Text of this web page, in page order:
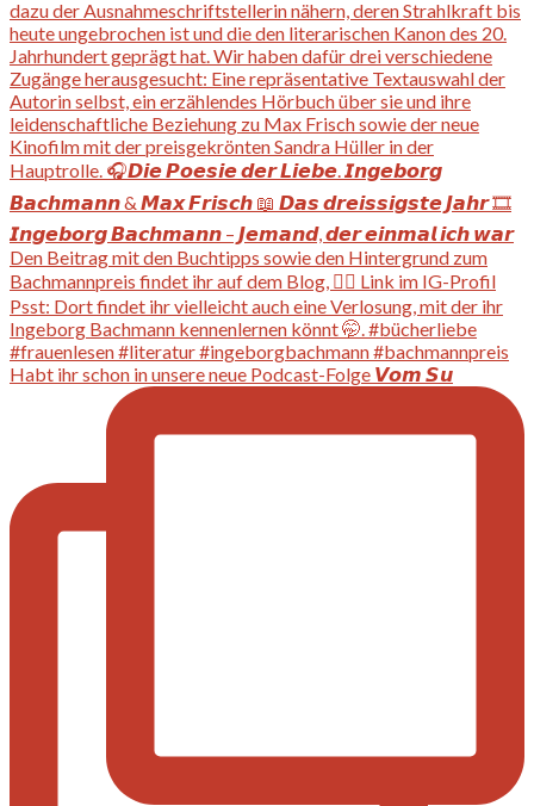
Habt ihr schon in unsere neue Podcast-Folge 𝙑𝙤𝙢 𝙎𝙪